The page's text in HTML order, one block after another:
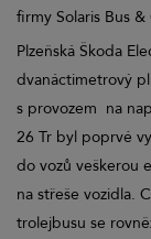
firmy Solaris Bus &
Plzeňská Škoda
dvanáctimetrový
s provozem na
26 Tr byl poprvé
do vozů veškerou
na střeše vozidla.
trolejbusu se